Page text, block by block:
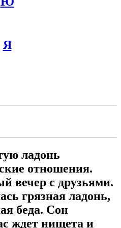
Я
ладонь
отношения.
вечер с друзьями.
грязная ладонь,
беда. Сон
ждет нищета и